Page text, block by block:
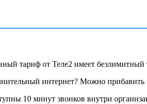
тариф от Теле2 имеет безлимитный
интернет? Можно прибавить
10 минут звонков внутри